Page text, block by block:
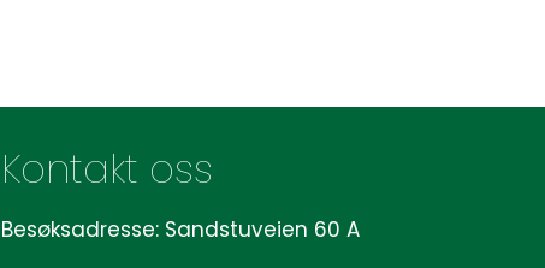
Kontakt oss
Besøksadresse: Sandstuveien 60 A